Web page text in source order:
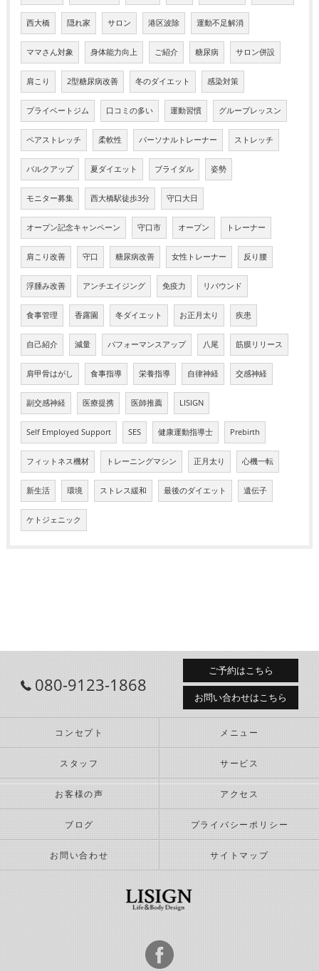
西大橋 隠れ家 サロン 港区波除 運動不足解消
ママさん対象 身体能力向上 ご紹介 糖尿病 サロン併設
肩こり 2型糖尿病改善 冬のダイエット 感染対策
プライベートジム 口コミの多い 運動習慣 グループレッスン
ペアストレッチ 柔軟性 パーソナルトレーナー ストレッチ
バルクアップ 夏ダイエット ブライダル 姿勢
モニター募集 西大橋駅徒歩3分 守口大日
オープン記念キャンペーン 守口市 オープン トレーナー
肩こり改善 守口 糖尿病改善 女性トレーナー 反り腰
浮腫み改善 アンチエイジング 免疫力 リバウンド
食事管理 香露園 冬ダイエット お正月太り 疾患
自己紹介 減量 パフォーマンスアップ 八尾 筋膜リリース
肩甲骨はがし 食事指導 栄養指導 自律神経 交感神経
副交感神経 医療提携 医師推薦 LISIGN
Self Employed Support SES 健康運動指導士 Prebirth
フィットネス機材 トレーニングマシン 正月太り 心機一転
新生活 環境 ストレス緩和 最後のダイエット 遺伝子
ケトジェニック
080-9123-1868
ご予約はこちら
お問い合わせはこちら
コンセプト メニュー
スタッフ サービス
お客様の声 アクセス
ブログ プライバシーポリシー
お問い合わせ サイトマップ